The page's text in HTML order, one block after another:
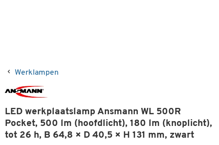
Werklampen
LED werkplaatslamp Ansmann WL 500R
Pocket, 500 lm (hoofdlicht), 180 lm (knoplicht),
tot 26 h, B 64,8 × D 40,5 × H 131 mm, zwart